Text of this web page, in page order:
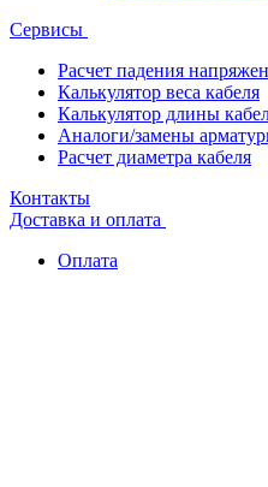
Сервисы
Расчет падения
Калькулятор веса кабеля
Калькулятор длины
Аналоги/замены
Расчет диаметра кабеля
Контакты
Доставка и оплата
Оплата